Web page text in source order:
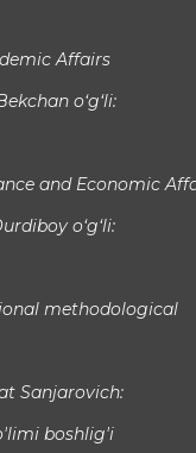
Affairs
o‘g‘li:
and Economic
o‘g‘li:
methodological
Sanjarovich:
boshlig'i